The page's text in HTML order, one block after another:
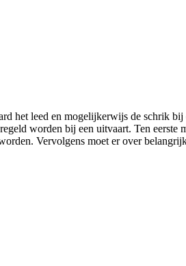
het leed en mogelijkerwijs de schrik
worden bij een uitvaart. Ten
Vervolgens moet er over